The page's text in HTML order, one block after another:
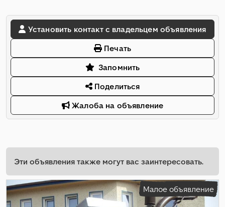
Установить контакт с владельцем объявления
Печать
Запомнить
Поделиться
Жалоба на объявление
Эти объявления также могут вас заинтересовать.
Малое объявление